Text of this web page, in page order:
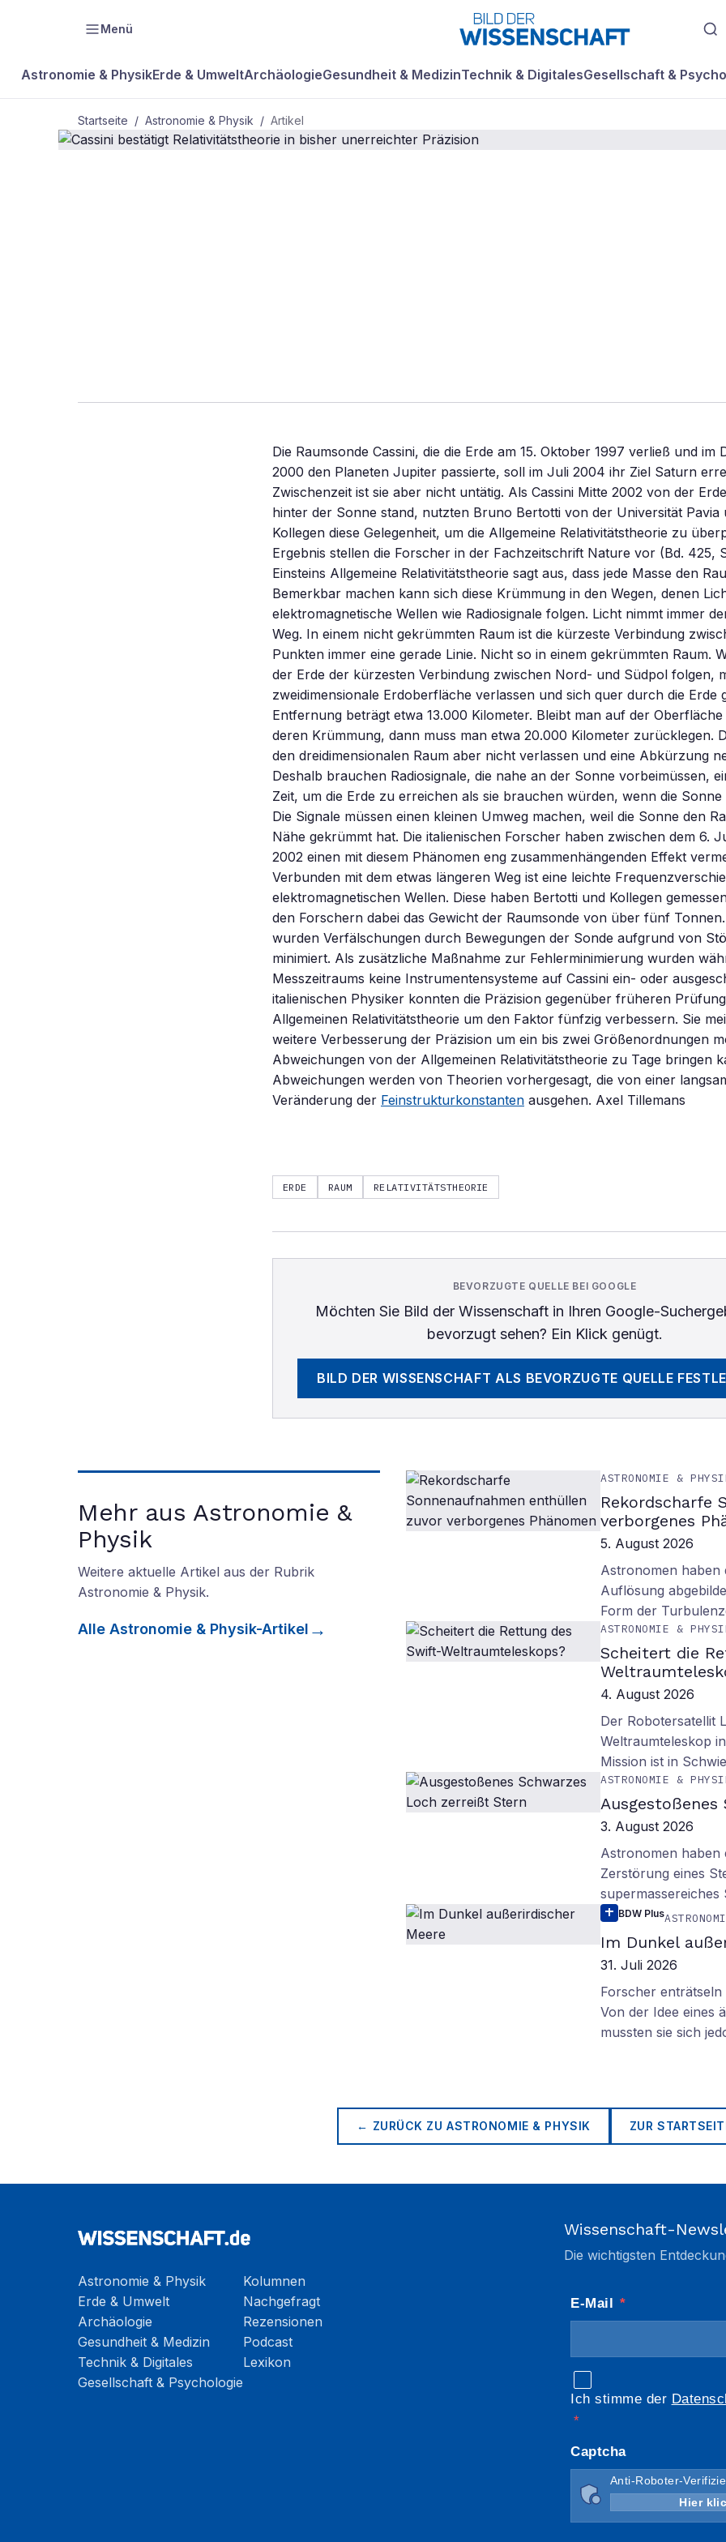
Menü
Astronomie & PhysikErde & UmweltArchäologieGesundheit & MedizinTechnik & DigitalesGesellschaft &
Startseite / Astronomie & Physik / Artikel
Die Raumsonde Cassini, die die Erde am 15. Oktober 1997 verließ und im
2000 den Planeten Jupiter passierte, soll im Juli 2004 ihr Ziel Saturn
Zwischenzeit ist sie aber nicht untätig. Als Cassini Mitte 2002 von der
hinter der Sonne stand, nutzten Bruno Bertotti von der Universität Pavia
Kollegen diese Gelegenheit, um die Allgemeine Relativitätstheorie zu
Ergebnis stellen die Forscher in der Fachzeitschrift Nature vor (Bd. 425,
Einsteins Allgemeine Relativitätstheorie sagt aus, dass jede Masse den
Bemerkbar machen kann sich diese Krümmung in den Wegen, denen
elektromagnetische Wellen wie Radiosignale folgen. Licht nimmt immer
Weg. In einem nicht gekrümmten Raum ist die kürzeste Verbindung
Punkten immer eine gerade Linie. Nicht so in einem gekrümmten Raum.
der Erde der kürzesten Verbindung zwischen Nord- und Südpol folgen,
zweidimensionale Erdoberfläche verlassen und sich quer durch die Erde
Entfernung beträgt etwa 13.000 Kilometer. Bleibt man auf der
deren Krümmung, dann muss man etwa 20.000 Kilometer zurücklegen.
den dreidimensionalen Raum aber nicht verlassen und eine Abkürzung
Deshalb brauchen Radiosignale, die nahe an der Sonne vorbeimüssen,
Zeit, um die Erde zu erreichen als sie brauchen würden, wenn die
Die Signale müssen einen kleinen Umweg machen, weil die Sonne den
Nähe gekrümmt hat. Die italienischen Forscher haben zwischen dem 6.
2002 einen mit diesem Phänomen eng zusammenhängenden Effekt
Verbunden mit dem etwas längeren Weg ist eine leichte
elektromagnetischen Wellen. Diese haben Bertotti und Kollegen
den Forschern dabei das Gewicht der Raumsonde von über fünf
wurden Verfälschungen durch Bewegungen der Sonde aufgrund von
minimiert. Als zusätzliche Maßnahme zur Fehlerminimierung wurden
Messzeitraums keine Instrumentensysteme auf Cassini ein- oder
italienischen Physiker konnten die Präzision gegenüber früheren
Allgemeinen Relativitätstheorie um den Faktor fünfzig verbessern. Sie
weitere Verbesserung der Präzision um ein bis zwei Größenordnungen
Abweichungen von der Allgemeinen Relativitätstheorie zu Tage bringen
Abweichungen werden von Theorien vorhergesagt, die von einer
Veränderung der Feinstrukturkonstanten ausgehen. Axel Tillemans
ERDE RAUM RELATIVITÄTSTHEORIE
BEVORZUGTE QUELLE BEI GOOGLE
Möchten Sie Bild der Wissenschaftin Ihren Google-
bevorzugt sehen? Ein Klick genügt.
BILD DER WISSENSCHAFT ALS BEVORZUGTE QUELLE
Mehr aus Astronomie &
Physik
Weitere aktuelle Artikel aus der Rubrik
Astronomie & Physik.
Alle Astronomie & Physik-Artikel
ASTRONOMIE &
Rekordscharfe
verborgenes
5. August 2026
Astronomen
Auflösung
Form der
ASTRONOMIE &
Scheitert die
4. August 2026
Der Robotersatellit
Weltraumteleskop
Mission ist in
ASTRONOMIE &
3. August 2026
Astronomen haben
Zerstörung eines
supermassereiches
BDW Plus
Im Dunkel
31. Juli 2026
Forscher enträtseln
Von der Idee eines
mussten sie sich
← ZURÜCK ZUASTRONOMIE & PHYSIK ZUR
Astronomie & Physik
Erde & Umwelt
Archäologie
Gesundheit & Medizin
Technik & Digitales
Gesellschaft & Psychologie
Kolumnen
Nachgefragt
Rezensionen
Podcast
Lexikon
Wissenschaft-
Die wichtigsten